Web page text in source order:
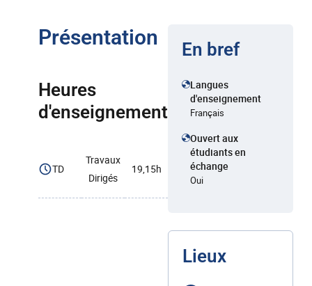
Présentation
Heures
d'enseignement
TD
Travaux
Dirigés
19,15h
En bref
Langues
d'enseignement
Français
Ouvert aux
étudiants en
échange
Oui
Lieux